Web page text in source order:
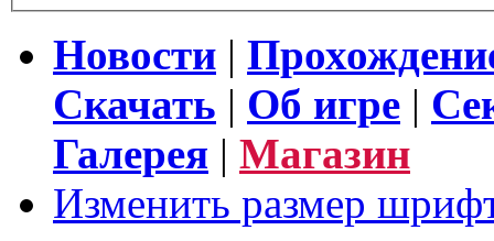
Новости |
Скачать | Об игре |
Галерея | Магазин
Изменить размер